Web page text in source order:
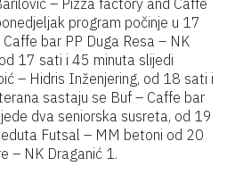
– Pizza factory and Caffe
program počinje u 17
bar PP Duga Resa – NK
17 sati i 45 minuta slijedi
– Hidris Inženjering, od 18 sati i
sastaju se Buf – Caffe bar
dva seniorska susreta, od 19
Futsal – MM betoni od 20
– NK Draganić 1.